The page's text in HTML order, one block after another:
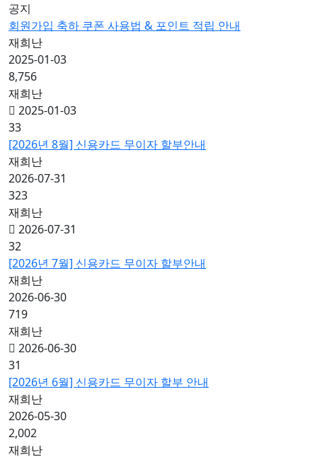
공지
회원가입 축하 쿠폰 사용법 & 포인트 적립 안내
재희난
2025-01-03
8,756
재희난
2025-01-03
33
[2026년 8월] 신용카드 무이자 할부안내
재희난
2026-07-31
323
재희난
2026-07-31
32
[2026년 7월] 신용카드 무이자 할부안내
재희난
2026-06-30
719
재희난
2026-06-30
31
[2026년 6월] 신용카드 무이자 할부 안내
재희난
2026-05-30
2,002
재희난